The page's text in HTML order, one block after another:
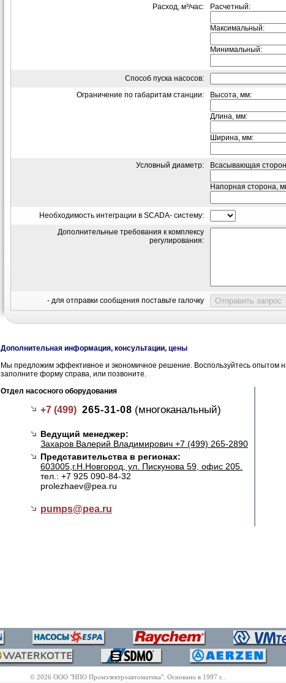
Расход, м³/час: Расчетный:
Максимальный:
Минимальный:
Способ пуска насосов:
Ограничение по габаритам станции:
Высота, мм:
Длина, мм:
Ширина, мм:
Условный диаметр: Всасывающая
Напорная сторона,
Необходимость интеграции в SCADA- систему:
Дополнительные требования к комплексу
регулирования:
- для отправки сообщения поставьте галочку
Дополнительная информация, консультации, цены
Мы предложим эффективное и экономичное решение. Воспользуйтесь опытом
заполните форму справа, или позвоните.
Отдел насосного оборудования
+7 (499) 265-31-08 (многоканальный)
Ведущий менеджер:
Захаров Валерий Владимирович +7 (499) 265-2890
Представительства в регионах:
603005,г.Н.Новгород, ул. Пискунова 59, офис 205.
тел.: +7 925 090-84-32
prolezhaev@pea.ru
pumps@pea.ru
© 2026 ООО "НПО Промэлектроавтоматика". Основано в 1997 г..